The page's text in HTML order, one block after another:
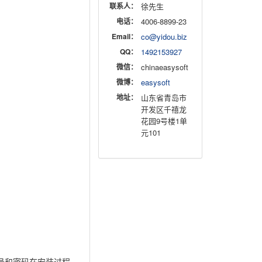
联系人： 徐先生
电话： 4006-8899-23
Email： co@yidou.biz
QQ： 1492153927
微信： chinaeasysoft
微博： easysoft
地址：
山东省青岛市
开发区千禧龙
花园9号楼1单
元101